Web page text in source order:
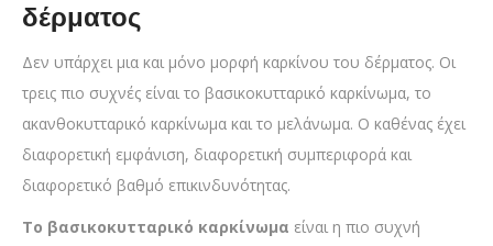
δέρματος
Δεν υπάρχει μια και μόνο μορφή καρκίνου του δέρματος. Οι
τρεις πιο συχνές είναι το βασικοκυτταρικό καρκίνωμα, το
ακανθοκυτταρικό καρκίνωμα και το μελάνωμα. Ο καθένας έχει
διαφορετική εμφάνιση, διαφορετική συμπεριφορά και
διαφορετικό βαθμό επικινδυνότητας.
Το βασικοκυτταρικό καρκίνωμα είναι η πιο συχνή